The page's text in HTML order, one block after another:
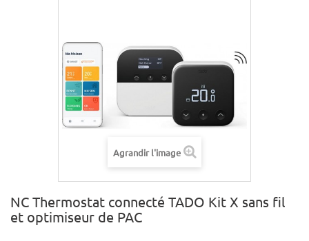
Agrandir l'image
NC Thermostat connecté TADO Kit X sans fil
et optimiseur de PAC